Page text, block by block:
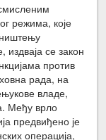
режима, које
се закон
против
рада, на
владе,
Међу врло
предвиђено је
операција,